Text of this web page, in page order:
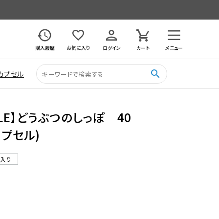
購入履歴
お気に入り ログイン カート メニュー
プセル search
】どうぶつのしっぽ 40
セル)
り